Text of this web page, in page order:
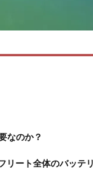
なのか？
リート全体のバッテ